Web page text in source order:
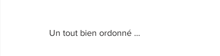
Un tout bien ordonné …